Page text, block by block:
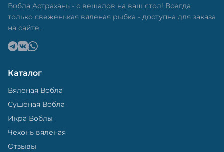
Вобла Астрахань - с вешалов на ваш стол! Всегда
только свеженькая вяленая рыбка - доступна для заказа
на сайте.
Каталог
Вяленая Вобла
Сушёная Вобла
Икра Воблы
Чехонь вяленая
Отзывы